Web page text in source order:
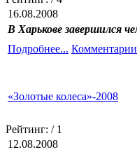
16.08.2008
В Харькове завершился
Подробнее...
«Золотые колеса»-2008
Рейтинг: / 1
12.08.2008